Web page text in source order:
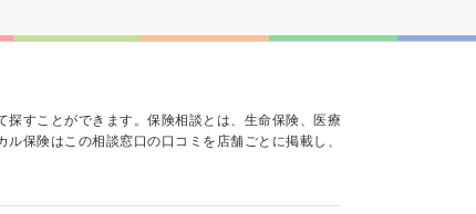
すことができます。保険相談とは、生命保険、医療
保険はこの相談窓口の口コミを店舗ごとに掲載し、